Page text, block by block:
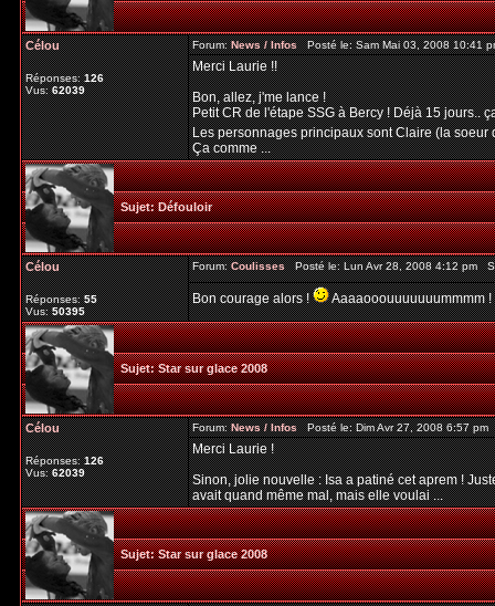
Célou
Réponses:126
Vus:62039
Forum:News / InfosPosté le: Sam Mai 03, 2008 10:41
Merci Laurie !!
Bon, allez, j'me lance !
Petit CR de l'étape SSG à Bercy ! Déjà 15 jours..
Les personnages principaux sont Claire (la soeur
Ça comme ...
Sujet:Défouloir
Célou
Réponses:55
Vus:50395
Forum:CoulissesPosté le: Lun Avr 28, 2008 4:12 pm
Bon courage alors ! Aaaaooouuuuuuummmm !
Sujet:Star sur glace 2008
Célou
Réponses:126
Vus:62039
Forum:News / InfosPosté le: Dim Avr 27, 2008 6:57
Merci Laurie !
Sinon, jolie nouvelle : Isa a patiné cet aprem !
avait quand même mal, mais elle voulai ...
Sujet:Star sur glace 2008